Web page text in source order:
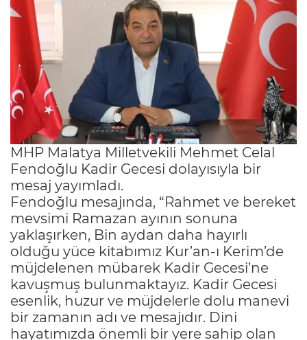
MHP Malatya Milletvekili Mehmet Celal
Fendoğlu Kadir Gecesi dolayısıyla bir
mesaj yayımladı.
Fendoğlu mesajında, “Rahmet ve bereket
mevsimi Ramazan ayının sonuna
yaklaşırken, Bin aydan daha hayırlı
olduğu yüce kitabımız Kur’an-ı Kerim’de
müjdelenen mübarek Kadir Gecesi’ne
kavuşmuş bulunmaktayız. Kadir Gecesi
esenlik, huzur ve müjdelerle dolu manevi
bir zamanın adı ve mesajıdır. Dini
hayatımızda önemli bir yere sahip olan